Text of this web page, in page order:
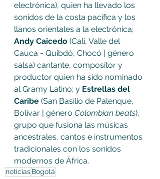
electrónica), quien ha llevado los
sonidos de la costa pacífica y los
llanos orientales a la electrónica;
Andy Caicedo (Cali, Valle del
Cauca - Quibdó, Chocó | género
salsa) cantante, compositor y
productor quien ha sido nominado
al Gramy Latino; y Estrellas del
Caribe (San Basilio de Palenque,
Bolívar | género Colombian beats),
grupo que fusiona las músicas
ancestrales, cantos e instrumentos
tradicionales con los sonidos
modernos de África.
noticiasBogotá